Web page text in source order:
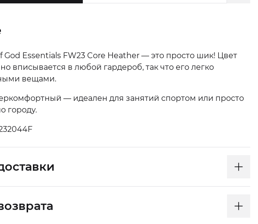
God Essentials FW23 Core Heather — это просто шик! Цвет
вписывается в любой гардероб, так что его легко
вещами.
— идеален для занятий спортом или просто
городу.